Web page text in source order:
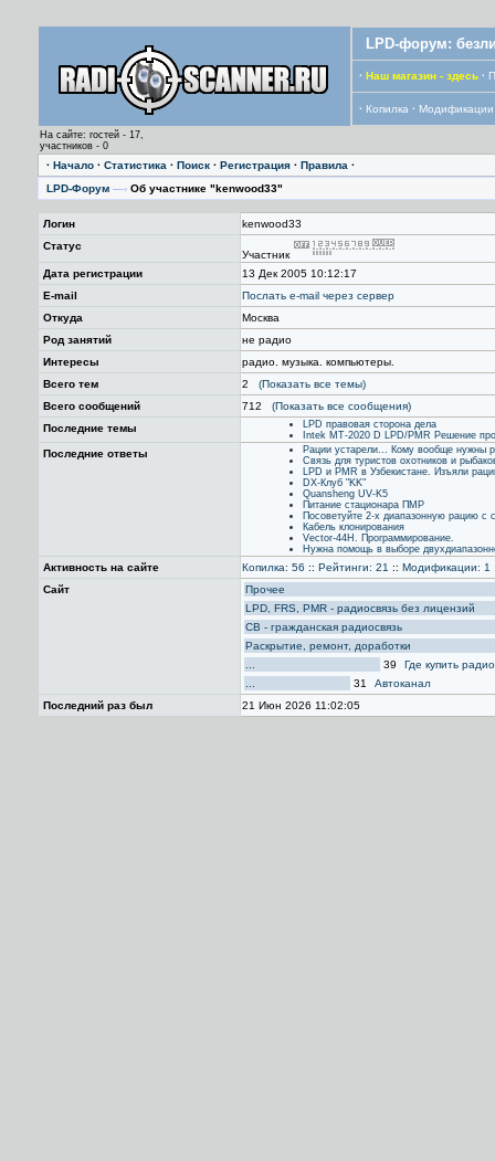
LPD-форум:
· Наш магазин - здесь ·
· Копилка · Модификации
На сайте: гостей - 17,
участников - 0
· Начало · Статистика · Поиск · Регистрация · Правила ·
LPD-Форум —› Об участнике "kenwood33"
Логин
kenwood33
Статус
Участник
Дата регистрации
13 Дек 2005 10:12:17
E-mail
Послать е-mail через сервер
Откуда
Москва
Род занятий
не радио
Интересы
радио. музыка. компьютеры.
Всего тем
2
(Показать все темы)
Всего сообщений
712
(Показать все сообщения)
Последние темы
LPD правовая сторона дела
Intek MT-2020 D LPD/PMR Решение
Последние ответы
Рации устарели... Кому вообще нужны
Связь для туристов охотников и
LPD и PMR в Узбекистане. Изъяли
DX-Клуб "KK"
Quansheng UV-K5
Питание стационара ПМР
Посоветуйте 2-х диапазонную рацию с
Кабель клонирования
Vector-44H. Программирование.
Нужна помощь в выборе
Активность на сайте Копилка: 56 :: Рейтинги: 21 :: Модификации: 1
Сайт
Прочее
LPD, FRS, PMR - радиосвязь без лицензий
CB - гражданская радиосвязь
Раскрытие, ремонт, доработки
39
Где купить
31
Автоканал
Последний раз был
21 Июн 2026 11:02:05